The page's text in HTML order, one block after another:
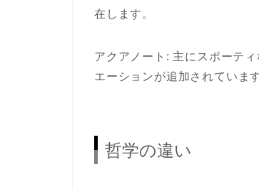
在します。
アクアノート: 主にスポーテ
エーションが追加されています
哲学の違い